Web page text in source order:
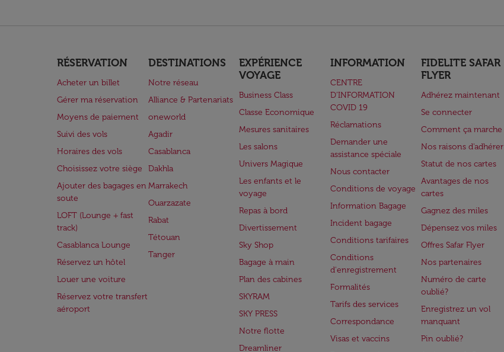
RÉSERVATION
Acheter un billet
Gérer ma réservation
Moyens de paiement
Suivi des vols
Horaires des vols
Choisissez votre siège
Ajouter des bagages en
soute
LOFT (Lounge + fast
track)
Casablanca Lounge
Réservez un hôtel
Louer une voiture
Réservez votre transfert
aéroport
DESTINATIONS
Notre réseau
Alliance & Partenariats
oneworld
Agadir
Casablanca
Dakhla
Marrakech
Ouarzazate
Rabat
Tétouan
Tanger
EXPÉRIENCE
VOYAGE
Business Class
Classe Economique
Mesures sanitaires
Les salons
Univers Magique
Les enfants et le
voyage
Repas à bord
Divertissement
Sky Shop
Bagage à main
Plan des cabines
SKYRAM
SKY PRESS
Notre flotte
Dreamliner
INFORMATION
CENTRE
D’INFORMATION
COVID 19
Réclamations
Demander une
assistance spéciale
Nous contacter
Conditions de voyage
Information Bagage
Incident bagage
Conditions tarifaires
Conditions
d'enregistrement
Formalités
Tarifs des services
Correspondance
Visas et vaccins
FIDELITE SAFAR
FLYER
Adhérez maintenant
Se connecter
Comment ça marche
Nos raisons d'adhérer
Statut de nos cartes
Avantages de nos
cartes
Gagnez des miles
Dépensez vos miles
Offres Safar Flyer
Nos partenaires
Numéro de carte
oublié?
Enregistrez un vol
manquant
Pin oublié?